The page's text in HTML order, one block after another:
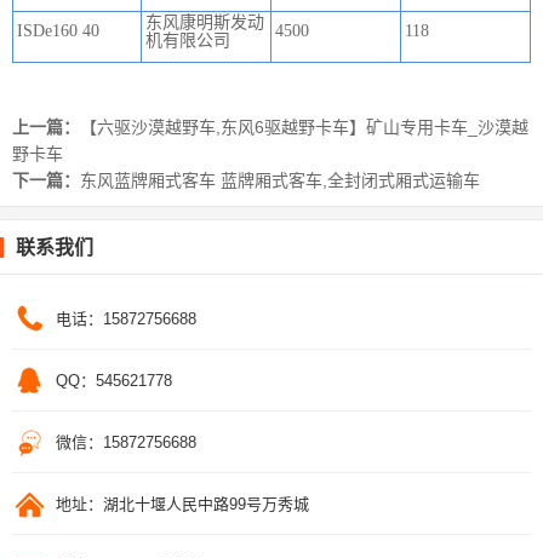
ISDe160 40
东风康明斯发动
机有限公司
4500 118
上一篇：
【六驱沙漠越野车,东风6驱越野卡车】矿山专用卡车_沙漠越
野卡车
下一篇： 东风蓝牌厢式客车 蓝牌厢式客车,全封闭式厢式运输车
联系我们
电话：15872756688
QQ：545621778
微信：15872756688
地址：湖北十堰人民中路99号万秀城